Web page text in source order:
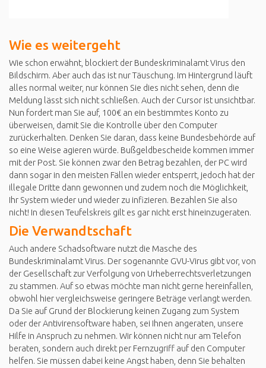
Wie es weitergeht
Wie schon erwähnt, blockiert der Bundeskriminalamt Virus den
Bildschirm. Aber auch das ist nur Täuschung. Im Hintergrund läuft
alles normal weiter, nur können Sie dies nicht sehen, denn die
Meldung lässt sich nicht schließen. Auch der Cursor ist unsichtbar.
Nun fordert man Sie auf, 100€ an ein bestimmtes Konto zu
überweisen, damit Sie die Kontrolle über den Computer
zurückerhalten. Denken Sie daran, dass keine Bundesbehörde auf
so eine Weise agieren würde. Bußgeldbescheide kommen immer
mit der Post. Sie können zwar den Betrag bezahlen, der PC wird
dann sogar in den meisten Fällen wieder entsperrt, jedoch hat der
illegale Dritte dann gewonnen und zudem noch die Möglichkeit,
Ihr System wieder und wieder zu infizieren. Bezahlen Sie also
nicht! In diesen Teufelskreis gilt es gar nicht erst hineinzugeraten.
Die Verwandtschaft
Auch andere Schadsoftware nutzt die Masche des
Bundeskriminalamt Virus. Der sogenannte GVU-Virus gibt vor, von
der Gesellschaft zur Verfolgung von Urheberrechtsverletzungen
zu stammen. Auf so etwas möchte man nicht gerne hereinfallen,
obwohl hier vergleichsweise geringere Beträge verlangt werden.
Da Sie auf Grund der Blockierung keinen Zugang zum System
oder der Antivirensoftware haben, sei Ihnen angeraten, unsere
Hilfe in Anspruch zu nehmen. Wir können nicht nur am Telefon
beraten, sondern auch direkt per Fernzugriff auf den Computer
helfen. Sie müssen dabei keine Angst haben, denn Sie behalten